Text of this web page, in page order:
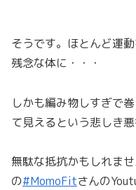
そうです。ほとんど運
残念な体に・・・
しかも編み物しすぎで
て見えるという悲しき
無駄な抵抗かもしれま
の#MomoFitさんの